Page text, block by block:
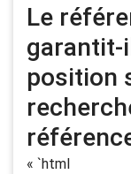
Le
garantit-
position
« `html